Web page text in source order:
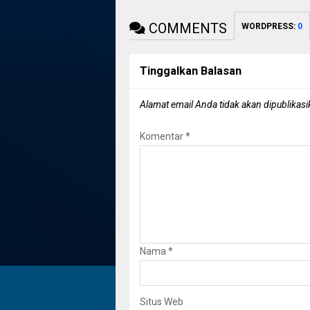
COMMENTS WORDPRESS: 0
Tinggalkan Balasan
Alamat email Anda tidak akan
Komentar*
Nama*
Situs Web